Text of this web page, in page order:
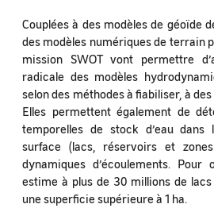
Couplées à des modèles de géoïde
des modèles numériques de terrain
mission SWOT vont permettre
radicale des modèles
selon des méthodes à fiabiliser, à
Elles permettent également de
temporelles de stock d’eau dans
surface (lacs, réservoirs et
dynamiques d’écoulements.
estime à plus de 30 millions de
une superficie supérieure à 1 ha.